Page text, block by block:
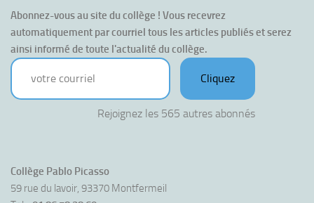
Abonnez-vous au site du collège ! Vous recevrez
automatiquement par courriel tous les articles publiés et serez
ainsi informé de toute l'actualité du collège.
votre courriel
Cliquez
Rejoignez les 565 autres abonnés
Collège Pablo Picasso
59 rue du lavoir, 93370 Montfermeil